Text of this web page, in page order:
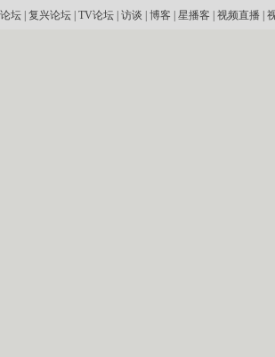
论坛| 复兴论坛| TV论坛| 访谈 博客 星播客 视频直播|